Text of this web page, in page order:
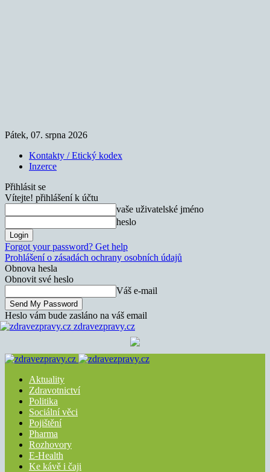
Pátek, 07. srpna 2026
Kontakty / Etický kodex
Inzerce
Přihlásit se
Vítejte! přihlášení k účtu
vaše uživatelské jméno
heslo
Forgot your password? Get help
Prohlášení o zásadách ochrany osobních údajů
Obnova hesla
Obnovit své heslo
Váš e-mail
Heslo vám bude zasláno na váš email
zdravezpravy.cz
Aktuality
Zdravotnictví
Politika
Sociální věci
Pojištění
Pharma
Rozhovory
E-Health
Ke kávě i čaji